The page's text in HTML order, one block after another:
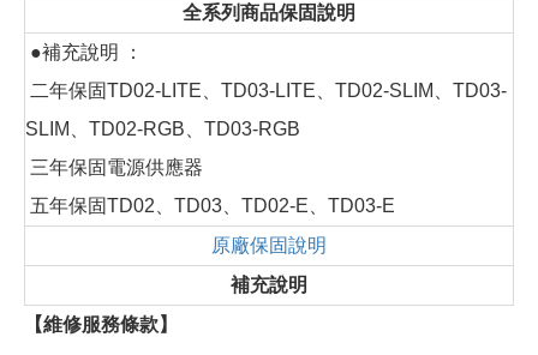
全系列商品保固說明
●補充說明 ：
二年保固TD02-LITE、TD03-LITE、TD02-SLIM、TD03-
SLIM、TD02-RGB、TD03-RGB
三年保固電源供應器
五年保固TD02、TD03、TD02-E、TD03-E
原廠保固說明
補充說明
【維修服務條款】